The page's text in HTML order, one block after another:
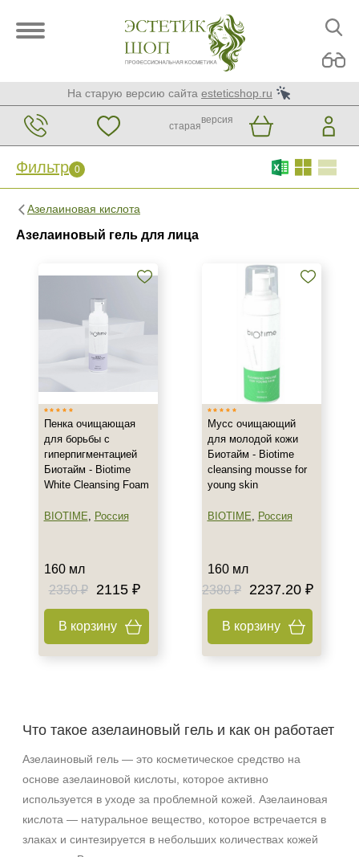
На старую версию сайта esteticshop.ru
старая
версия
Фильтр 0
Азелаиновая кислота
Азелаиновый гель для лица
Фильтр 0
Россия
Тип товара
Пенка
Класс косметики
Домашняя
Возраст
Любой возраст (от 18 лет)
Обезжиривание
Обновление
Показать еще
Гиперкератоз
Пенка очищающая
для борьбы с
гиперпигментацией
Биотайм - Biotime
White Cleansing Foam
BIOTIME, Россия
160 мл
2350 ₽
2115 ₽
В корзину
Мусс очищающий
для молодой кожи
Биотайм - Biotime
cleansing mousse for
young skin
BIOTIME, Россия
160 мл
2380 ₽
2237.20 ₽
В корзину
Что такое азелаиновый гель и как он работает
Азелаиновый гель — это косметическое средство на
основе азелаиновой кислоты, которое активно
используется в уходе за проблемной кожей. Азелаиновая
кислота — натуральное вещество, которое встречается в
злаках и синтезируется в небольших количествах кожей